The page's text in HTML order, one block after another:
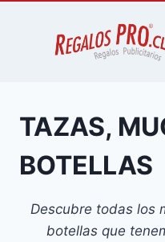
TAZAS,
BOTELLAS
Descubre todas los
botellas que